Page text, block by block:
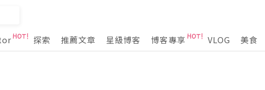
探索 推薦文章 星級博客 博客專享 VLOG 美食